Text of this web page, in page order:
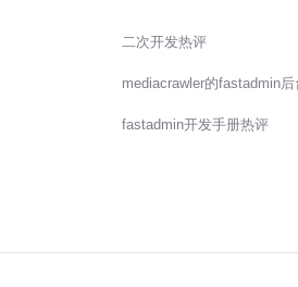
二次开发热评
mediacrawler的fastadmin
fastadmin开发手册热评